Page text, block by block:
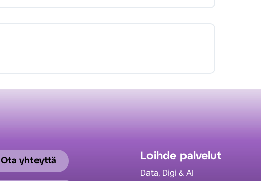
Ota yhteyttä Loihde palvelut
Data, Digi & AI